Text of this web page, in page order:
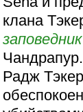
клана
заповедник
Чандрапур.
Радж